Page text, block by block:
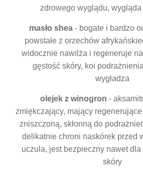
zdrowego wyglądu, wygląda
masło shea - bogate i bardzo
powstałe z orzechów
widocznie nawilża i regeneruje
gęstość skóry, koi
wygładza
olejek z winogron -
zmiękczający, mający
zniszczoną, skłonną do
delikatnie chroni naskórek przed
uczula, jest bezpieczny nawet
skóry